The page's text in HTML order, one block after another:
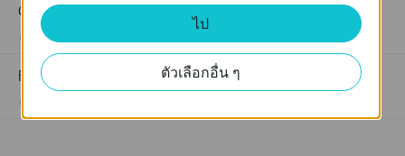
Connected to an Unmanaged Switch?
07-16-2026
Frequently asked questions about Unmanaged Switch
ไป
ตัวเลือกอื่น ๆ